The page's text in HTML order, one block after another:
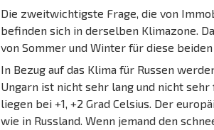
Die zweitwichtigste Frage, die von
befinden sich in derselben Klimazone.
von Sommer und Winter für diese
In Bezug auf das Klima für Russen
Ungarn ist nicht sehr lang und nicht
liegen bei +1, +2 Grad Celsius. Der
wie in Russland. Wenn jemand den